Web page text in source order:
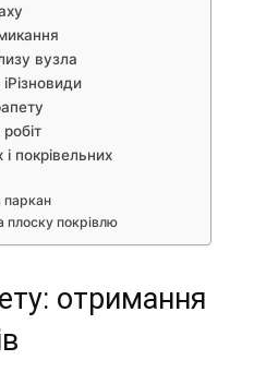
вузла
покрівельних
паркан
покрівлю
отримання